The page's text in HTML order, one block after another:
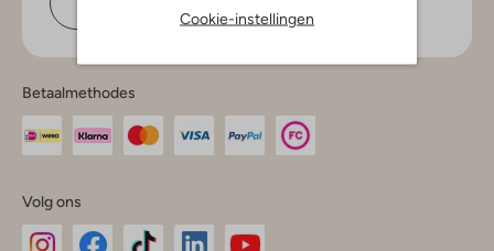
Cookie-instellingen
Betaalmethodes
Volg ons